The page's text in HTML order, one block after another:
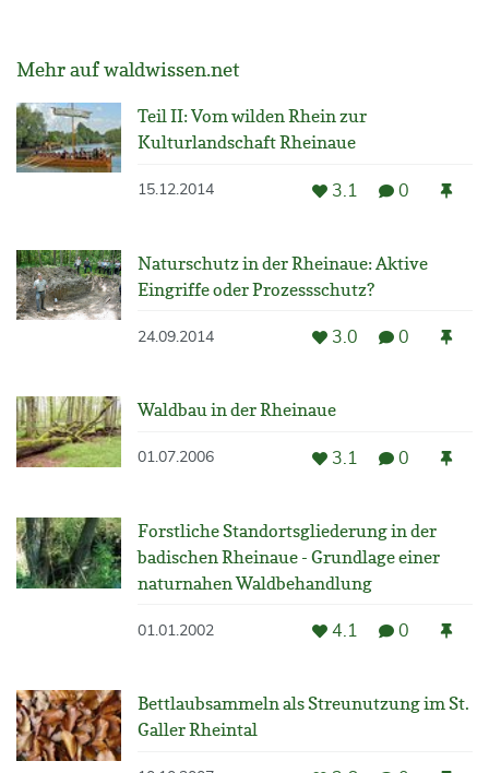
Mehr auf waldwissen.net
Teil II: Vom wilden Rhein zur
Kulturlandschaft Rheinaue
15.12.2014 3.1 0
Naturschutz in der Rheinaue: Aktive
Eingriffe oder Prozessschutz?
24.09.2014 3.0 0
Waldbau in der Rheinaue
01.07.2006 3.1 0
Forstliche Standortsgliederung in der
badischen Rheinaue - Grundlage einer
naturnahen Waldbehandlung
01.01.2002 4.1 0
Bettlaubsammeln als Streunutzung im St.
Galler Rheintal